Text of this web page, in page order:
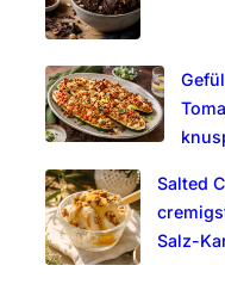
Salted
Salz-